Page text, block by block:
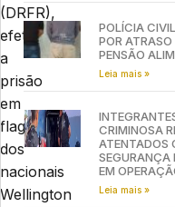
(DRFR),
efetuaram
a
prisão
em
flagrante
dos
nacionais
Wellington
POLÍCIA
POR
PENSÃO
Leia mais »
CRIMINOSA
ATENTADOS
SEGURANÇA
EM
Leia mais »